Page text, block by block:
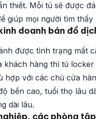
thiết. Mỗi tủ sẽ được
giúp mọi người tìm
doanh bán đồ
được tình trạng mất
khách hàng thì tủ
hợp với các chủ cửa
bền cao, tuổi thọ lâu
dài lâu.
các phòng